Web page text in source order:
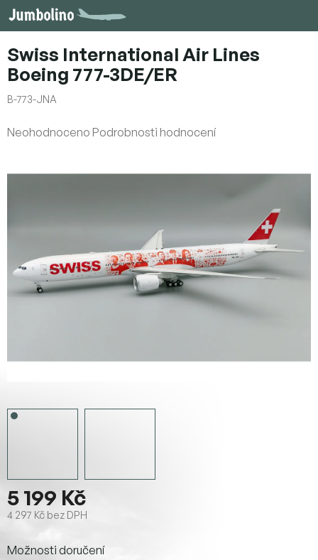
Přejít
na
Swiss International Air Lines
Boeing 777-3DE/ER
B-773-JNA
Průměrné
je
Neohodnoceno Podrobnosti hodnocení
5 199 Kč
4 297 Kč bez DPH
cena:
Možnosti doručení